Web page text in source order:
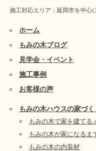
施工対応エリア：延岡市を中心
ホーム
もみの木ブログ
見学会・イベント
施工事例
お客様の声
もみの木ハウスの家づく
もみの木で家を建てる
もみの木が家になるま
もみの木の内装材